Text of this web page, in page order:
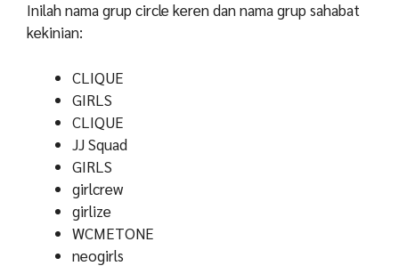
Inilah nama grup circle keren dan nama grup sahabat
kekinian:
CLIQUE
GIRLS
CLIQUE
JJ Squad
GIRLS
girlcrew
girlize
WCMETONE
neogirls